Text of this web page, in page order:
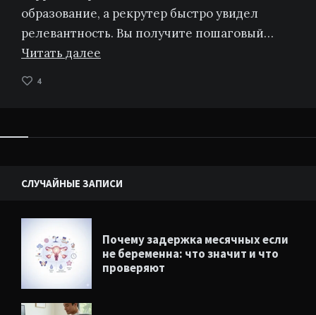
образование, а рекрутер быстро увидел
релевантность. Вы получите пошаговый…
Читать далее
4
Виджеты
СЛУЧАЙНЫЕ ЗАПИСИ
Почему задержка месячных если
не беременна: что значит и что
проверяют